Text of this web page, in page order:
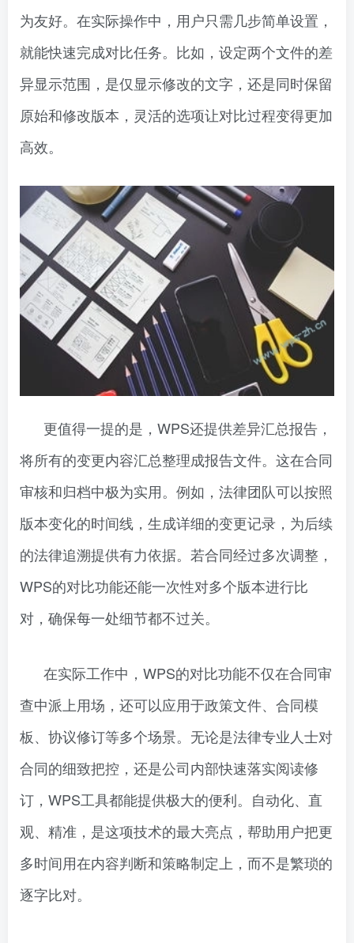
为友好。在实际操作中，用户只需几步简单设置，
就能快速完成对比任务。比如，设定两个文件的差
异显示范围，是仅显示修改的文字，还是同时保留
原始和修改版本，灵活的选项让对比过程变得更加
高效。
更值得一提的是，WPS还提供差异汇总报告，
将所有的变更内容汇总整理成报告文件。这在合同
审核和归档中极为实用。例如，法律团队可以按照
版本变化的时间线，生成详细的变更记录，为后续
的法律追溯提供有力依据。若合同经过多次调整，
WPS的对比功能还能一次性对多个版本进行比
对，确保每一处细节都不过关。
在实际工作中，WPS的对比功能不仅在合同审
查中派上用场，还可以应用于政策文件、合同模
板、协议修订等多个场景。无论是法律专业人士对
合同的细致把控，还是公司内部快速落实阅读修
订，WPS工具都能提供极大的便利。自动化、直
观、精准，是这项技术的最大亮点，帮助用户把更
多时间用在内容判断和策略制定上，而不是繁琐的
逐字比对。